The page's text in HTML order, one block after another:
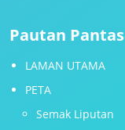
Pautan Pantas
LAMAN UTAMA
PETA
Semak Liputan